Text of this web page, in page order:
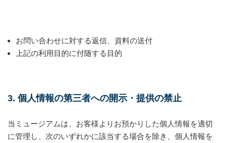
お問い合わせに対する返信、資料の送付
上記の利用目的に付随する目的
3. 個人情報の第三者への開示・提供の禁止
当ミュージアムは、お客様よりお預かりした個人情報を適切
に管理し、次のいずれかに該当する場合を除き、個人情報を